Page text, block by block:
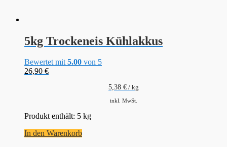
5kg Trockeneis Kühlakkus
Bewertet mit5.00 von 5
26,90 €
5,38 € / kg
inkl. MwSt.
Produkt enthält: 5 kg
In den Warenkorb